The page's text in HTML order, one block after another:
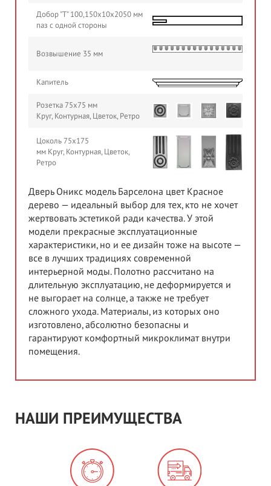
Добор "Т" 100,150х10х2050 мм
паз с одной стороны
Возвышение 35 мм
Капитель
Розетка 75х75 мм
Круг, Контурная, Цветок, Ретро
Цоколь 75х175
мм Круг, Контурная, Цветок,
Ретро
Дверь Оникс модель Барселона цвет Красное
дерево — идеальный выбор для тех, кто не хочет
жертвовать эстетикой ради качества. У этой
модели прекрасные эксплуатационные
характеристики, но и ее дизайн тоже на высоте —
все в лучших традициях современной
интерьерной моды. Полотно рассчитано на
длительную эксплуатацию, не деформируется и
не выгорает на солнце, а также не требует
сложного ухода. Материалы, из которых оно
изготовлено, абсолютно безопасны и
гарантируют комфортный микроклимат внутри
помещения.
НАШИ ПРЕИМУЩЕСТВА